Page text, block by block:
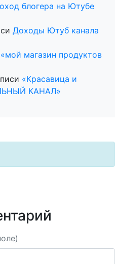
блогера на Ютубе
Доходы Ютуб канала
«мой магазин продуктов
«Красавица и
КАНАЛ»